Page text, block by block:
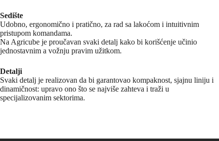
Sedište
Udobno, ergonomično i pratično, za rad sa lakoćom i intuitivnim
pristupom komandama.
Na Agricube je proučavan svaki detalj kako bi korišćenje učinio
jednostavnim a vožnju pravim užitkom.
Detalji
Svaki detalj je realizovan da bi garantovao kompaknost, sjajnu liniju i
dinamičnost: upravo ono što se najviše zahteva i traži u
specijalizovanim sektorima.